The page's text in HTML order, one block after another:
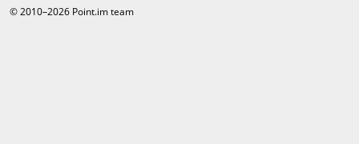
© 2010–2026 Point.im team